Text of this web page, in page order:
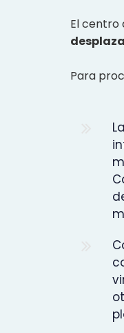
El centro
Para